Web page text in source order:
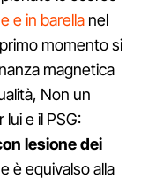
e in barella nel
momento si
magnetica
Non un
e il PSG:
lesione dei
è equivalso alla